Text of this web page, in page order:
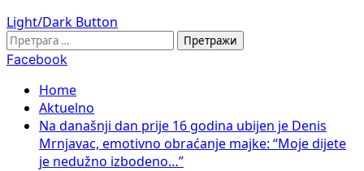
Light/Dark Button
Претрага
за:
Facebook
Home
Aktuelno
Na današnji dan prije 16 godina ubijen je Denis
Mrnjavac, emotivno obraćanje majke: “Moje dijete
je nedužno izbodeno…”